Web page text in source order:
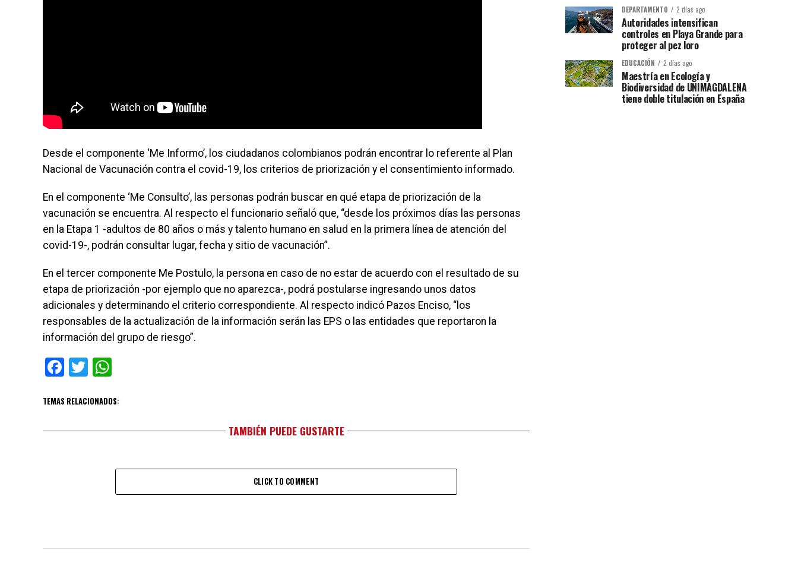
Desde el componente ‘Me Informo’, los ciudadanos colombianos podrán encontrar lo referente al Plan
Nacional de Vacunación contra el covid-19, los criterios de priorización y el consentimiento informado.
En el componente ‘Me Consulto’, las personas podrán buscar en qué etapa de priorización de la
vacunación se encuentra. Al respecto el funcionario señaló que, “desde los próximos días las personas
en la Etapa 1 -adultos de 80 años o más y talento humano en salud en la primera línea de atención del
covid-19-, podrán consultar lugar, fecha y sitio de vacunación”.
En el tercer componente Me Postulo, la persona en caso de no estar de acuerdo con el resultado de su
etapa de priorización -por ejemplo que no aparezca-, podrá postularse ingresando unos datos
adicionales y determinando el criterio correspondiente. Al respecto indicó Pazos Enciso, “los
responsables de la actualización de la información serán las EPS o las entidades que reportaron la
información del grupo de riesgo”.
Facebook
Twitter
TEMAS RELACIONADOS:
TAMBIÉN PUEDE GUSTARTE
CLICK TO COMMENT
DEPARTAMENTO 2 días ago
Autoridades intensifican
controles en Playa Grande para
proteger al pez loro
EDUCACIÓN 2 días ago
Maestría en Ecología y
Biodiversidad de UNIMAGDALENA
tiene doble titulación en España